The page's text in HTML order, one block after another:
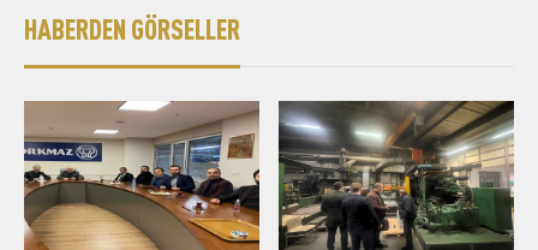
İletişim
HABERDEN GÖRSELLER